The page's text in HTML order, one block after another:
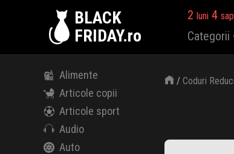
BLACK
FRIDAY.ro
2 luni 4
Categorii
Alimente
Articole copii
Articole sport
Audio
Auto
/ Coduri